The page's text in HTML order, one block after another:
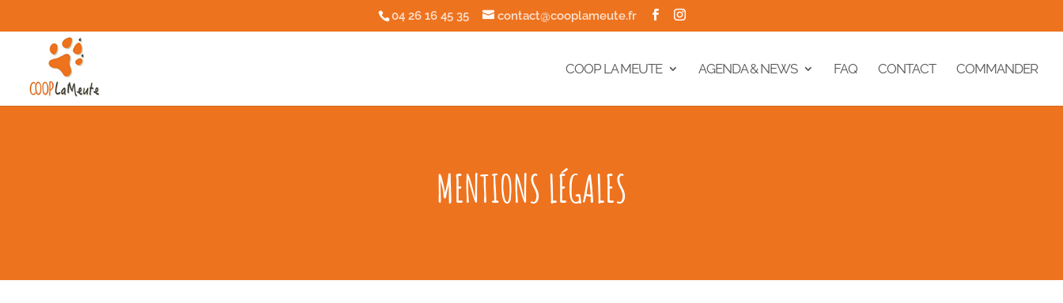
04 26 16 45 35 contact@cooplameute.fr
COOP LA MEUTE AGENDA & NEWS FAQ CONTACT COMMANDER
MENTIONS LÉGALES